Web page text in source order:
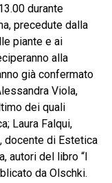
durante
precedute dalla
piante e ai
alla
già confermato
Viola,
dei quali
Laura Falqui,
docente di Estetica
autori del libro “I
da Olschki.